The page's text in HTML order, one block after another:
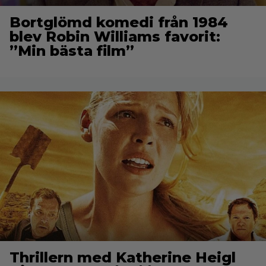
Bortglömd komedi från 1984
blev Robin Williams favorit:
”Min bästa film”
Thrillern med Katherine Heigl